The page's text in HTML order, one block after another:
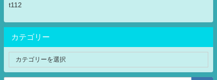
t112
カテゴリー